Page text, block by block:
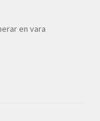
en vara